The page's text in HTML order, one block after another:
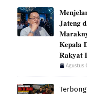
𝐉𝐚𝐭𝐞𝐧𝐠
𝐊𝐞𝐩𝐚𝐥𝐚
𝐑𝐚𝐤𝐲𝐚𝐭
Agustus